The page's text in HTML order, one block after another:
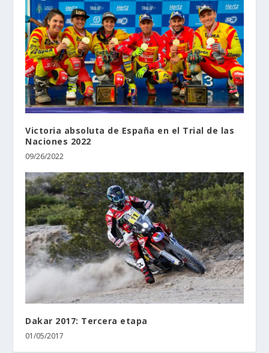
Victoria absoluta de España en el Trial de las
Naciones 2022
09/26/2022
Dakar 2017: Tercera etapa
01/05/2017